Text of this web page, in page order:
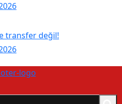
transfer değil!